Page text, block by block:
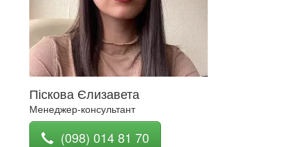
Піскова Єлизавета
Менеджер-консультант
(098) 014 81 70